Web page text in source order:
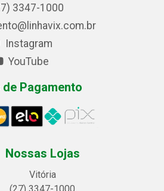
3347-1000
Instagram
YouTube
de Pagamento
Nossas Lojas
Vitória